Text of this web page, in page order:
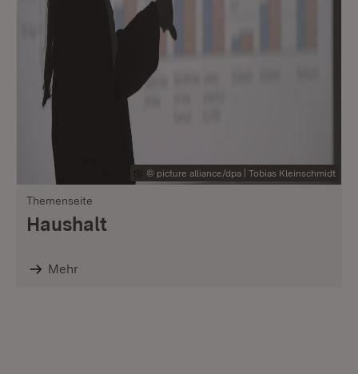
© picture alliance/dpa | Tobias Kleinschmidt
Themenseite
Haushalt
Mehr